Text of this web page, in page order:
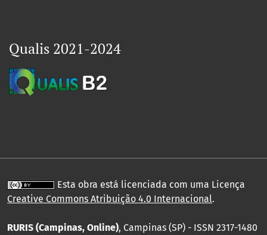
Qualis 2021-2024
Esta obra está licenciada com uma Licença
Creative Commons Atribuição 4.0 Internacional.
RURIS (Campinas, Online), Campinas (SP) - ISSN 2317-1480